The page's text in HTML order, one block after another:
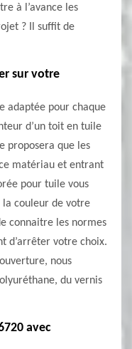
à l’avance les
? Il suffit de
sur votre
adaptée pour chaque
d’un toit en tuile
proposera que les
matériau et entrant
pour tuile vous
la couleur de votre
connaitre les normes
d’arrêter votre choix.
nous
du vernis
avec